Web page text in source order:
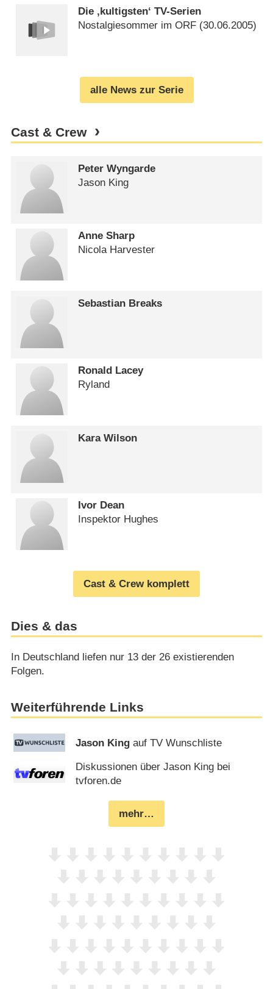
Die ‚kultigsten‘ TV-Serien
Nostalgiesommer im ORF (30.06.2005)
alle News zur Serie
Cast & Crew
Peter Wyngarde
Jason King
Anne Sharp
Nicola Harvester
Sebastian Breaks
Ronald Lacey
Ryland
Kara Wilson
Ivor Dean
Inspektor Hughes
Cast & Crew komplett
Dies & das
In Deutschland liefen nur 13 der 26 existierenden
Folgen.
Weiterführende Links
Jason King auf TV Wunschliste
Diskussionen über Jason King bei
tvforen.de
mehr…